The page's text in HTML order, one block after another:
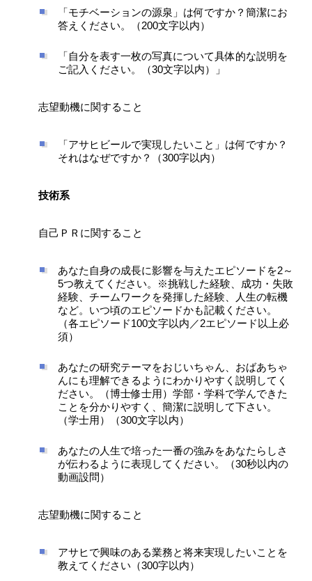
「モチベーションの源泉」は何ですか？簡潔にお
答えください。（200文字以内）
「自分を表す一枚の写真について具体的な説明を
ご記入ください。（30文字以内）」
志望動機に関すること
「アサヒビールで実現したいこと」は何ですか？
それはなぜですか？（300字以内）
技術系
自己ＰＲに関すること
あなた自身の成長に影響を与えたエピソードを2～
5つ教えてください。※挑戦した経験、成功・失敗
経験、チームワークを発揮した経験、人生の転機
など。いつ頃のエピソードかも記載ください。
（各エピソード100文字以内／2エピソード以上必
須）
あなたの研究テーマをおじいちゃん、おばあちゃ
んにも理解できるようにわかりやすく説明してく
ださい。（博士修士用）学部・学科で学んできた
ことを分かりやすく、簡潔に説明して下さい。
（学士用）（300文字以内）
あなたの人生で培った一番の強みをあなたらしさ
が伝わるように表現してください。（30秒以内の
動画設問）
志望動機に関すること
アサヒで興味のある業務と将来実現したいことを
教えてください（300字以内）